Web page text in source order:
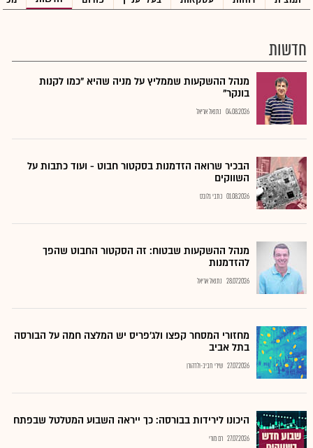
חדשות
מנהל ההשקעות שממליץ על מניה שהיא "כמו לקנות
בונקר"
04.08.2026 נתנאל אריאל
הבכיר שרואה הזדמנות בסקטור חבוט - ועוד כתבות על
השווקים
01.08.2026 כתבי גלובס
מנהל ההשקעות שבטוח: זה הסקטור החבוט שהפך
להזדמנות
28.07.2026 נתנאל אריאל
מחזורי המסחר קפצו ולג'פריס יש המלצה חמה על הבורסה
בתל אביב
27.07.2026 שירי חביב-ולדהורן
היכונו לירידות בבורסה: כך ייראה השבוע המטלטל שבפתח
27.07.2026 רם מורי